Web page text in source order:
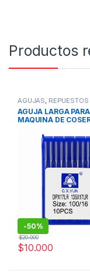
Productos
AGUJAS, REPUESTOS
MAQUINAS DE COSER
AGUJA LARGA PARA
MAQUINA DE
#100/16
-50%
$10.000
$20.000